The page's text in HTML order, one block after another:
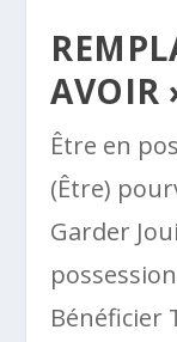
AVOIR
Être en
(Être)
Garder
Bénéficier